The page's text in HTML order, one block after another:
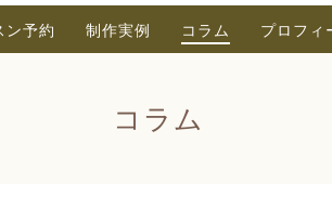
ン予約 制作実例 コラム プロフィ
コラム